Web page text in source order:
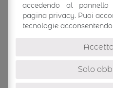
accedendo al
pagina privacy. Puoi
tecnologie
Solo